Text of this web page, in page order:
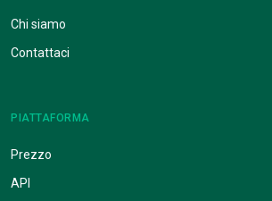
Chi siamo
Contattaci
PIATTAFORMA
Prezzo
API